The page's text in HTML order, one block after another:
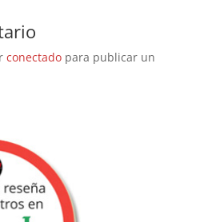
conectadopara publicar un